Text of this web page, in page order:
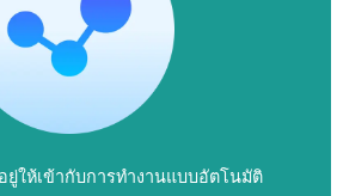
ยู่ให้เข้ากับการทำงานแบบอัตโนมัติ